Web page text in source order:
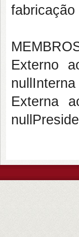
fabricação
Externo
Externa